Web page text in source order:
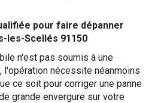
pour faire dépanner
les-Scellés 91150
n'est pas soumis à une
nécessite néanmoins
ce soit pour corriger une panne
grande envergure sur votre